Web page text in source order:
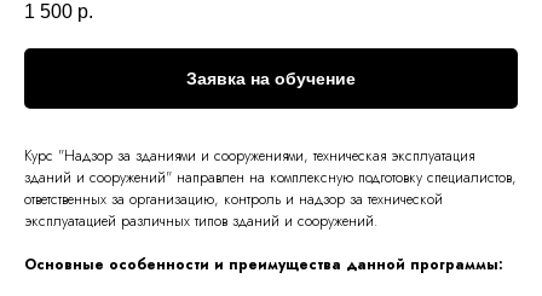
1 500 р.
Заявка на обучение
Курс "Надзор за зданиями и сооружениями, техническая эксплуатация
зданий и сооружений" направлен на комплексную подготовку специалистов,
ответственных за организацию, контроль и надзор за технической
эксплуатацией различных типов зданий и сооружений.
Основные особенности и преимущества данной программы: